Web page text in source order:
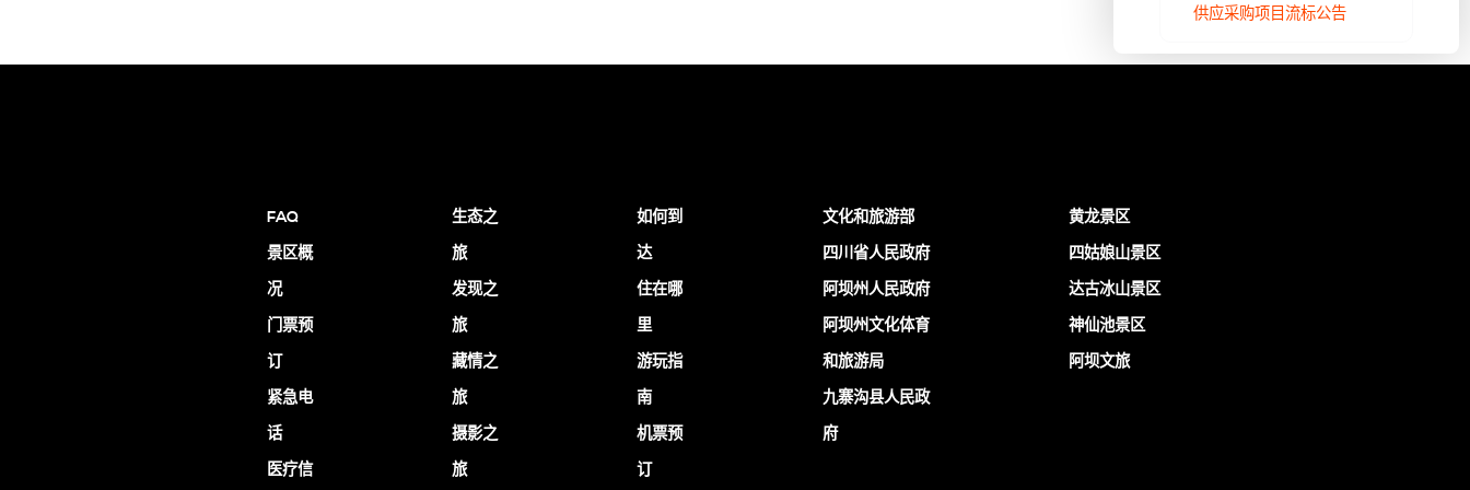
供应采购项目流标公告
FAQ
景区概
况
门票预
订
紧急电
话
医疗信
生态之
旅
发现之
旅
藏情之
旅
摄影之
旅
如何到
达
住在哪
里
游玩指
南
机票预
订
文化和旅游部
四川省人民政府
阿坝州人民政府
阿坝州文化体育
和旅游局
九寨沟县人民政
府
黄龙景区
四姑娘山景区
达古冰山景区
神仙池景区
阿坝文旅